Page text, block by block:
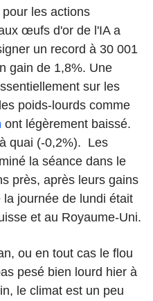
les actions
œufs d'or de l'IA a
un record à 30 001
gain de 1,8%. Une
sur les
poids-lourds comme
ont légèrement baissé.
quai (-0,2%). Les
la séance dans le
près, après leurs gains
journée de lundi était
et au Royaume-Uni.
ou en tout cas le flou
pesé bien lourd hier à
le climat est un peu